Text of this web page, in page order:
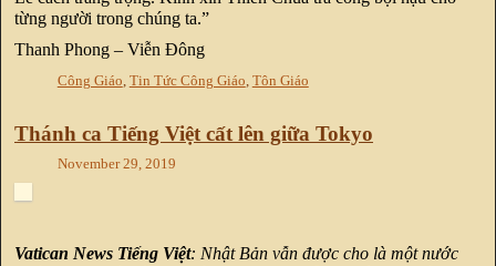
từng người trong chúng ta.”
Thanh Phong – Viễn Đông
Công Giáo, Tin Tức Công Giáo, Tôn Giáo
Thánh ca Tiếng Việt cất lên giữa Tokyo
November 29, 2019
Vatican News Tiếng Việt: Nhật Bản vẫn được cho là một nước